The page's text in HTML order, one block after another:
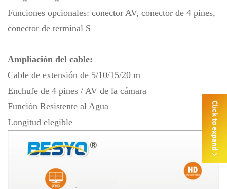
Funciones opcionales: conector AV, conector de 4 pines,
conector de terminal S
Ampliación del cable:
Cable de extensión de 5/10/15/20 m
Enchufe de 4 pines / AV de la cámara
Función Resistente al Agua
Longitud elegible